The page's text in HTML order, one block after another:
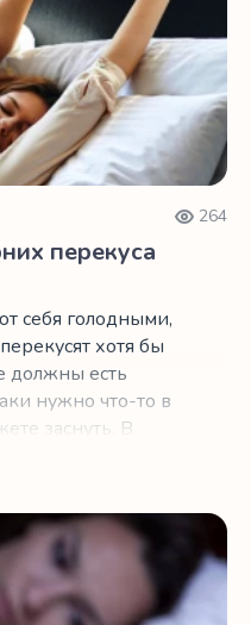
264
перекуса
себя голодными,
хотя бы
должны есть
нужно что-то в
заснуть. В
получить
мы собрали
полезными и
вишневый
широко